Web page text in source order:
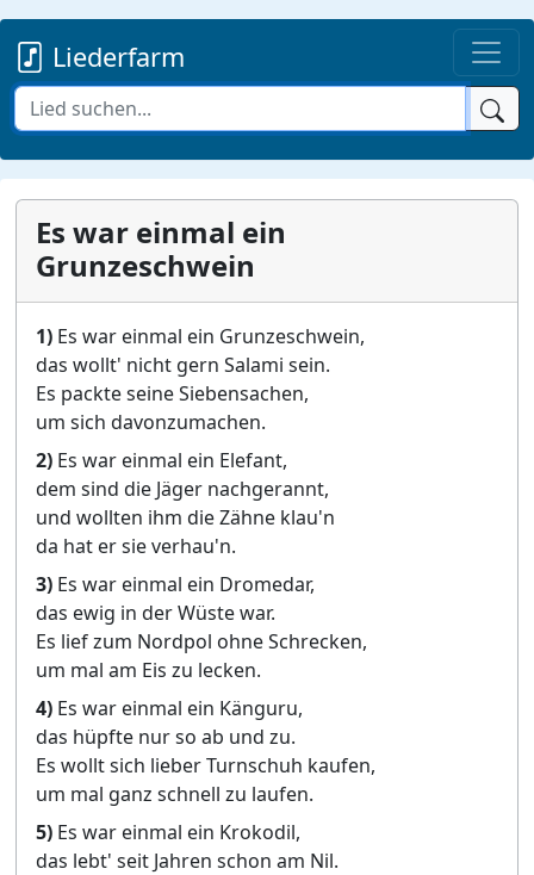
Liederfarm
Es war einmal ein
Grunzeschwein
1) Es war einmal ein Grunzeschwein,
das wollt' nicht gern Salami sein.
Es packte seine Siebensachen,
um sich davonzumachen.
2) Es war einmal ein Elefant,
dem sind die Jäger nachgerannt,
und wollten ihm die Zähne klau'n
da hat er sie verhau'n.
3) Es war einmal ein Dromedar,
das ewig in der Wüste war.
Es lief zum Nordpol ohne Schrecken,
um mal am Eis zu lecken.
4) Es war einmal ein Känguru,
das hüpfte nur so ab und zu.
Es wollt sich lieber Turnschuh kaufen,
um mal ganz schnell zu laufen.
5) Es war einmal ein Krokodil,
das lebt' seit Jahren schon am Nil.